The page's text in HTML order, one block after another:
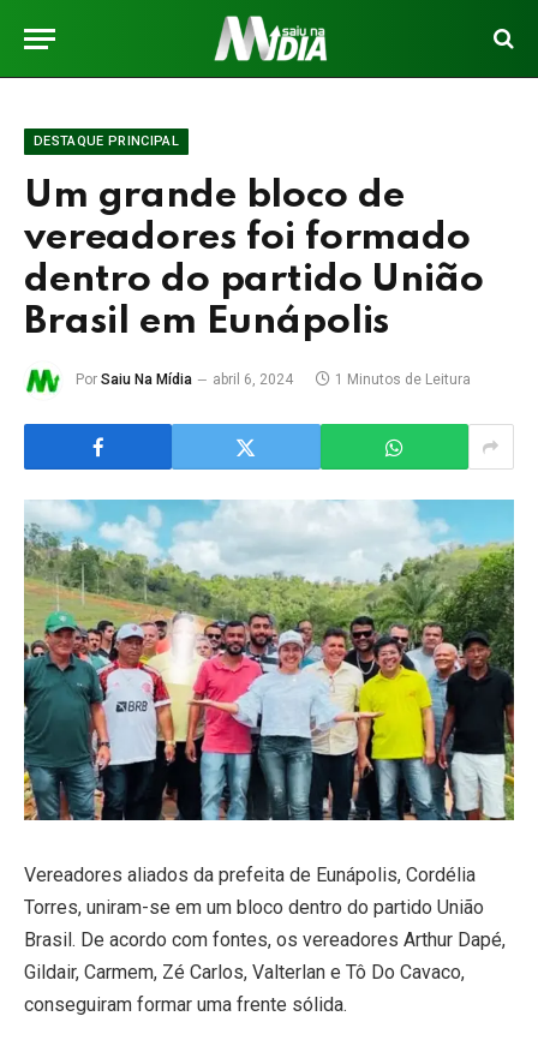
DESTAQUE PRINCIPAL
Um grande bloco de
vereadores foi formado
dentro do partido União
Brasil em Eunápolis
Por Saiu Na Mídia abril 6, 2024 1 Minutos de Leitura
Vereadores aliados da prefeita de Eunápolis, Cordélia
Torres, uniram-se em um bloco dentro do partido União
Brasil. De acordo com fontes, os vereadores Arthur Dapé,
Gildair, Carmem, Zé Carlos, Valterlan e Tô Do Cavaco,
conseguiram formar uma frente sólida.